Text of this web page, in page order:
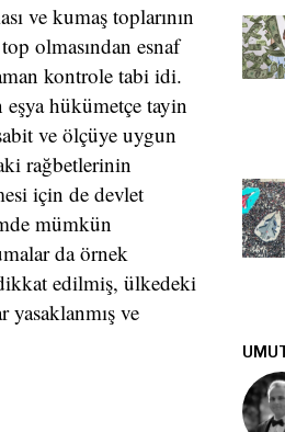
ve kumaş toplarının
olmasından esnaf
kontrole tabi idi.
hükümetçe tayin
ve ölçüye uygun
rağbetlerinin
için de devlet
mümkün
da örnek
edilmiş, ülkedeki
ve